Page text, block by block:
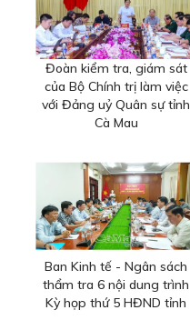
Đoàn kiểm tra, giám sát
của Bộ Chính trị làm việc
với Đảng uỷ Quân sự tỉnh
Cà Mau
Ban Kinh tế - Ngân sách
thẩm tra 6 nội dung trình
Kỳ họp thứ 5 HĐND tỉnh